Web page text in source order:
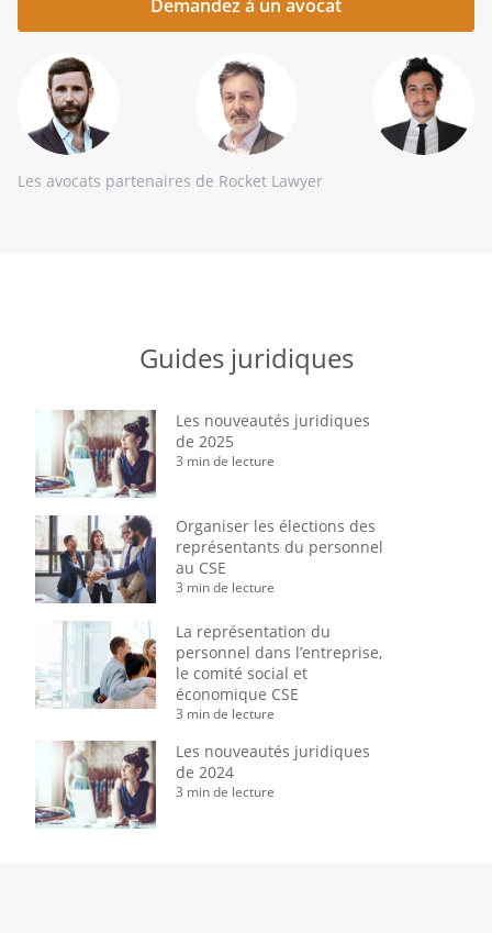
ici
Les avocats partenaires de Rocket Lawyer
Guides juridiques
Les nouveautés juridiques
de 2025
3 min de lecture
Organiser les élections des
représentants du personnel
au CSE
3 min de lecture
La représentation du
personnel dans l’entreprise,
le comité social et
économique CSE
3 min de lecture
Les nouveautés juridiques
de 2024
3 min de lecture